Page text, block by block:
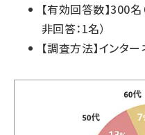
【有効回答数】300
非回答：1名）
【調査方法】インタ